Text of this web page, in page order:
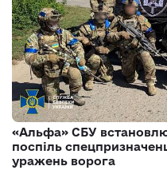
«Альфа» СБУ
поспіль
уражень ворога